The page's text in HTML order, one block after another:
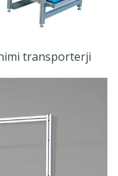
transporterji